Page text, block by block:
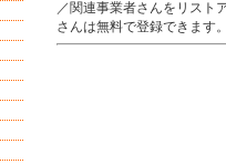
／関連事業者さんをリスト
さんは無料で登録できます